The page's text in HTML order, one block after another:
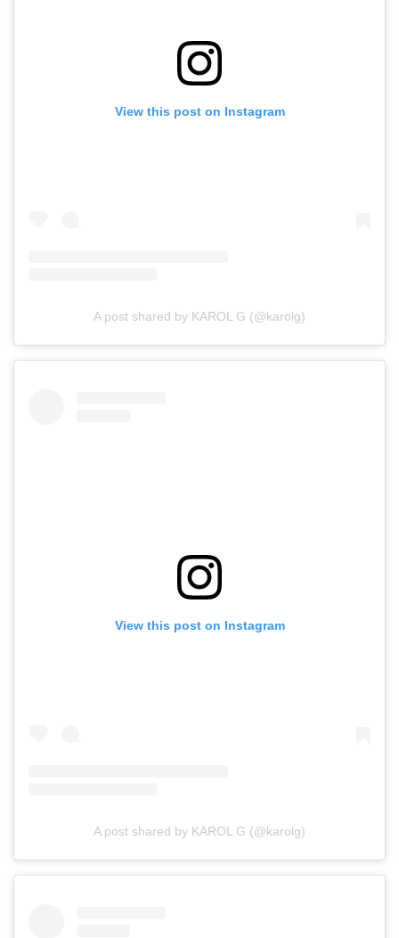
View this post on Instagram
A post shared by KAROL G (@karolg)
View this post on Instagram
A post shared by KAROL G (@karolg)